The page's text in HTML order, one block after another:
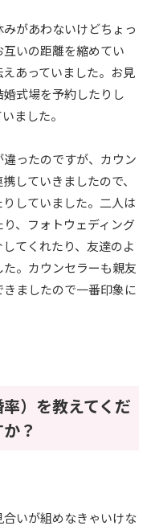
があわないけどちょっ
いの距離を縮めてい
あっていました。お見
式場を予約したりし
ました。
ったのですが、カウン
していきましたので、
していました。二人は
、フォトウェディング
てくれたり、友達のよ
。カウンセラーも親友
ましたので一番印象に
）を教えてくだ
？​
いが組めなきゃいけな